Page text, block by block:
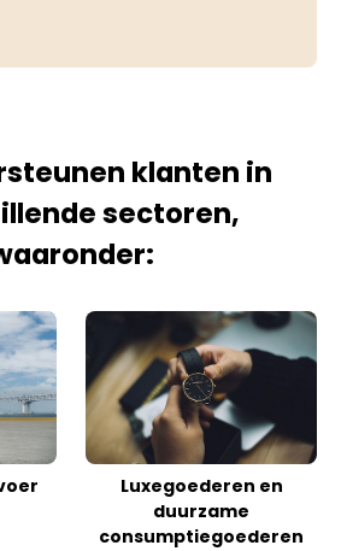
klanten in
sectoren,
Luxegoederen en
duurzame
consumptiegoederen